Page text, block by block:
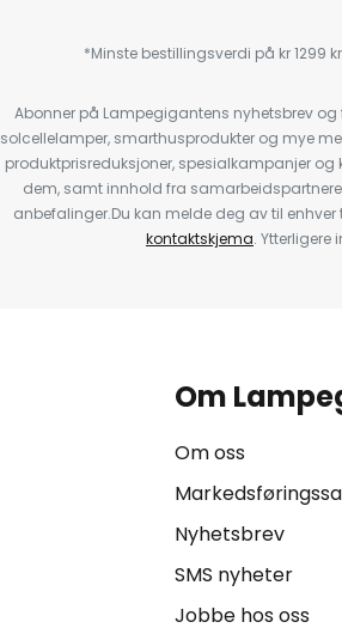
*Minste bestillingsverdi på kr 1299
Abonner på Lampegigantens nyhetsbrev
solcellelamper, smarthusprodukter og mye
produktprisreduksjoner, spesialkampanjer
dem, samt innhold fra
anbefalinger.Du kan melde deg av til
kontaktskjema.
Om
Om oss
Nyhetsbrev
SMS nyheter
Jobbe hos oss